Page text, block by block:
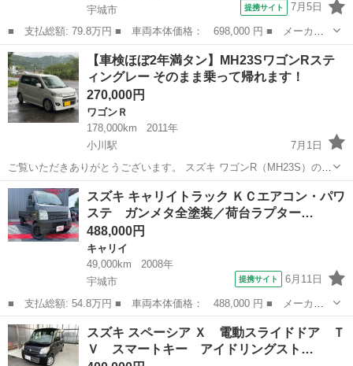
宇城市
提携サイト 7月5日
■ 支払総額: 79.8万円 ■ 車両本体価格： 698,000 円 ■ メーカー
名： スズキ ■ 車種名： ハスラー ■ グレード名： Ｊスタイ
ル 禁煙車 ＥＴＣ 社外ナビＴＶ Ｂｌｕｅｔｏｏｔｈ 衝突被害
軽減システム ...
熊本 宇城市 その他
【車検ほぼ2年満タン】MH23SワゴンRステ
ィングレー そのまま乗って帰れます！
270,000円
ワゴンＲ
178,000km
2011年
小川駅
7月1日
ご覧いただきありがとうございます。 スズキ ワゴンR（MH23S）の出
品です。 別車両への乗り換えのため、車検取得直後ではありますが、
お譲りいたします。 今年4月の車検時に、今後長く乗るつもりで総額
15万円ほどかけて足回りや...
熊本 宇城市 小川駅 ワゴンＲ ワゴンR
スズキ キャリイトラック ＫＣエアコン・パワ
ステ ガンメタ全塗装／荷台ラプター…
488,000円
キャリイ
49,000km
2008年
宇城市
提携サイト 6月11日
■ 支払総額: 54.8万円 ■ 車両本体価格： 488,000 円 ■ メーカー
名： スズキ ■ 車種名： キャリイトラック ■ グレード名： Ｋ
Ｃエアコン・パワステ ガンメタ全塗装／荷台ラプターブラック／新
品ダンロップ...
熊本 宇城市 キャリイ
スズキ スペーシア Ｘ 電動スライドドア Ｔ
Ｖ スマートキー アイドリングスト…